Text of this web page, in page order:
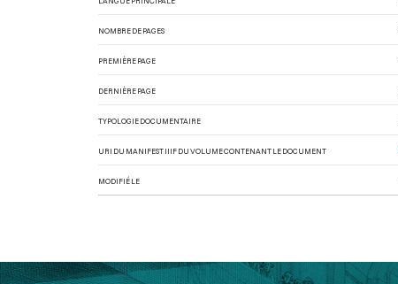
NOMBRE DE PAGES
PREMIÈRE PAGE
DERNIÈRE PAGE
TYPOLOGIE DOCUMENTAIRE
URI DU MANIFEST IIIF DU VOLUME CONTENANT LE DOCUMENT
MODIFIÉ LE